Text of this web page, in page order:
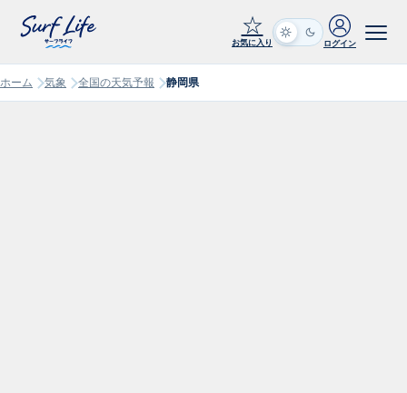
☆
お気に入り ログイン
ホーム 気象 全国の天気予報 静岡県